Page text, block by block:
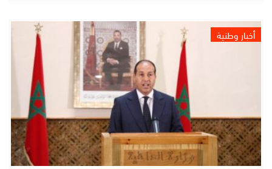
أخبار وطنية